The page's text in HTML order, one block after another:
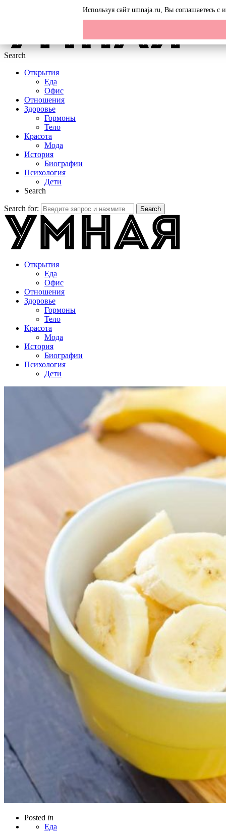
Search
Открытия
Еда
Офис
Отношения
Здоровье
Гормоны
Тело
Красота
Мода
История
Биографии
Психология
Дети
Search
Search for: Search
Открытия
Еда
Офис
Отношения
Здоровье
Гормоны
Тело
Красота
Мода
История
Биографии
Психология
Дети
Posted in
Еда
Используя сайт umnaja.ru, Вы соглашаетесь с